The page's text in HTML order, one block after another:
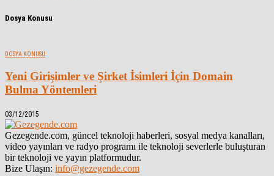
Dosya Konusu
DOSYA KONUSU
Yeni Girişimler ve Şirket İsimleri İçin Domain
Bulma Yöntemleri
03/12/2015
Gezegende.com, güncel teknoloji haberleri, sosyal medya kanalları,
video yayınları ve radyo programı ile teknoloji severlerle buluşturan
bir teknoloji ve yayın platformudur.
Bize Ulaşın: info@gezegende.com